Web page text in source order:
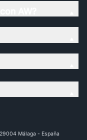
Málaga - España